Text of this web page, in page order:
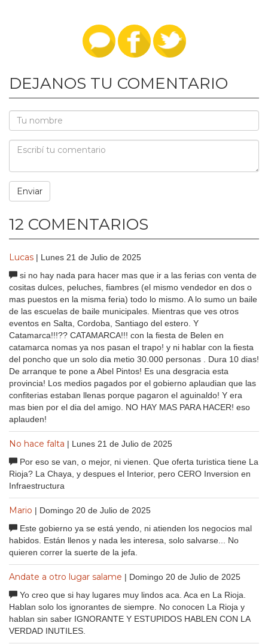
DEJANOS TU COMENTARIO
12 COMENTARIOS
Lucas | Lunes 21 de Julio de 2025
si no hay nada para hacer mas que ir a las ferias con venta de
cositas dulces, peluches, fiambres (el mismo vendedor en dos o
mas puestos en la misma feria) todo lo mismo. A lo sumo un baile
de las escuelas de baile municipales. Mientras que ves otros
eventos en Salta, Cordoba, Santiago del estero. Y
Catamarca!!!?? CATAMARCA!!! con la fiesta de Belen en
catamarca nomas ya nos pasan el trapo! y ni hablar con la fiesta
del poncho que un solo dia metio 30.000 personas . Dura 10 dias!
De arranque te pone a Abel Pintos! Es una desgracia esta
provincia! Los medios pagados por el gobierno aplaudian que las
confiterias estaban llenas porque pagaron el aguinaldo! Y era
mas bien por el dia del amigo. NO HAY MAS PARA HACER! eso
aplauden!
No hace falta | Lunes 21 de Julio de 2025
Por eso se van, o mejor, ni vienen. Que oferta turistica tiene La
Rioja? La Chaya, y despues el Interior, pero CERO Inversion en
Infraestructura
Mario | Domingo 20 de Julio de 2025
Este gobierno ya se está yendo, ni atienden los negocios mal
habidos. Están llenos y nada les interesa, solo salvarse... No
quieren correr la suerte de la jefa.
Andate a otro lugar salame | Domingo 20 de Julio de 2025
Yo creo que si hay lugares muy lindos aca. Aca en La Rioja.
Hablan solo los ignorantes de siempre. No conocen La Rioja y
hablan sin saber IGNORANTE Y ESTUPIDOS HABLEN CON LA
VERDAD INUTILES.